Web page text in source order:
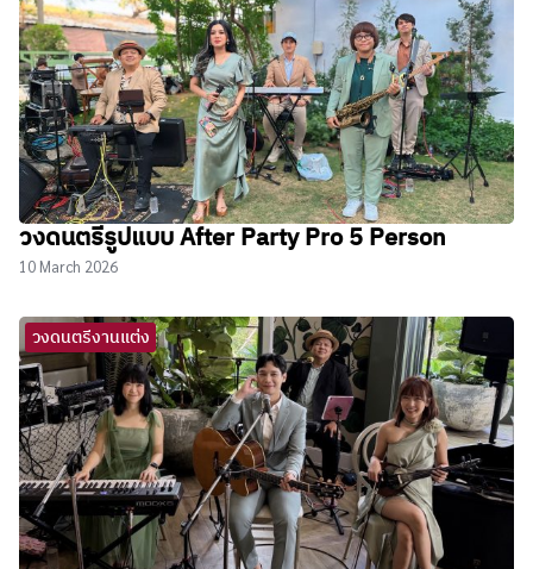
วงดนตรีรูปแบบ After Party Pro 5 Person
10 March 2026
วงดนตรีงานแต่ง